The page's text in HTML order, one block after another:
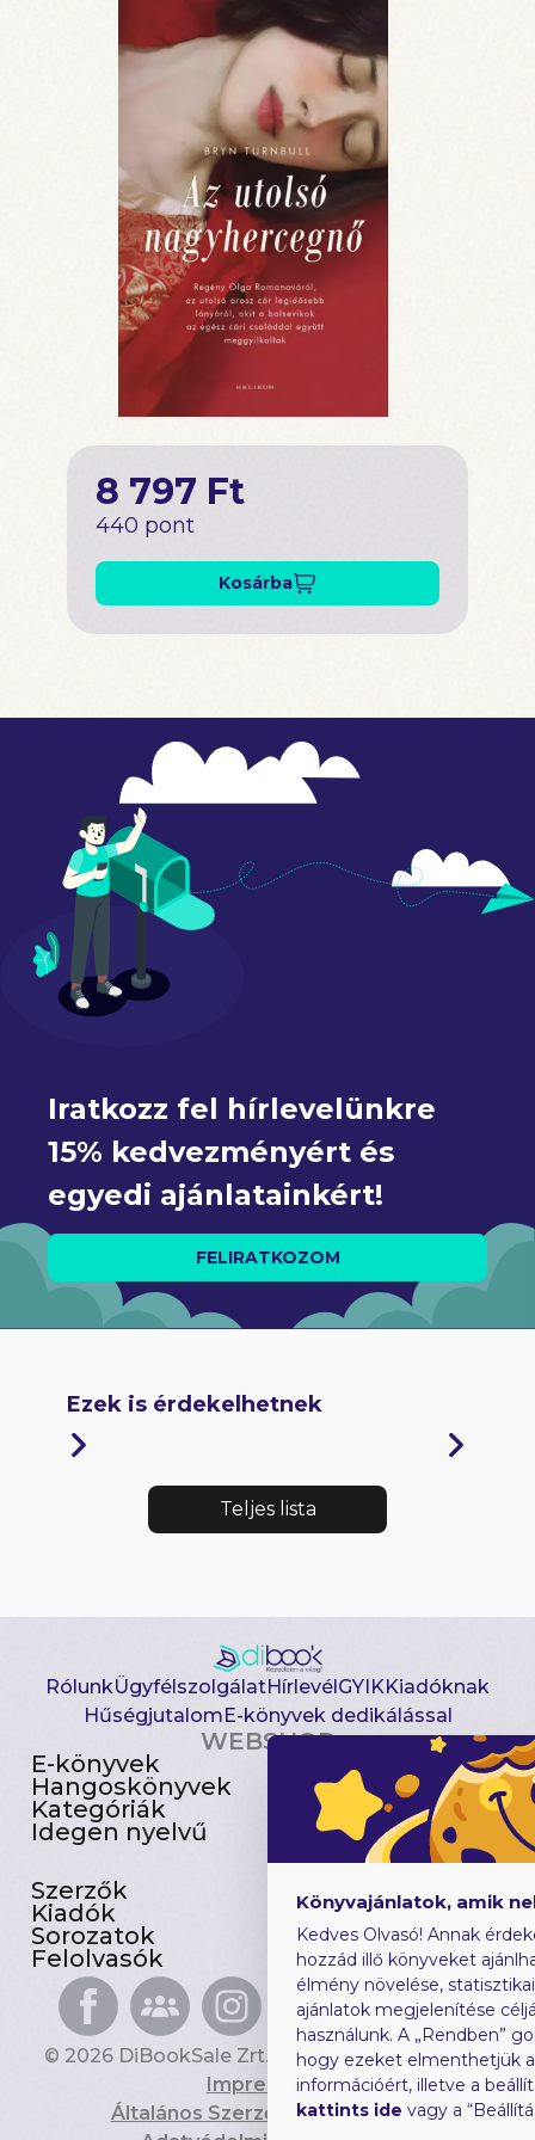
8 797 Ft
440 pont
Kosárba
Iratkozz fel hírlevelünkre
15% kedvezményért és
egyedi ajánlatainkért!
FELIRATKOZOM
Ezek is érdekelhetnek
Teljes lista
RólunkÜgyfélszolgálatHírlevél GYIKKiadóknak
Hűségjutalom E-könyvek dedikálással
WEBSHOP
E-könyvek
Hangoskönyvek
Kategóriák
Idegen nyelvű
Csomagajánlatok
Akciósak
Előjegyezhetők
Újdonságok
Szerzők
Kiadók
Sorozatok
Felolvasók
Gyerekkönyvek
Heti toplista
Ajándékutalvány
Blog
© 2026 DiBookSale Zrt. Minden jog fenntartva.
Impresszum
Általános Szerződési Feltételek
Könyvajánlatok, amik
Kedves Olvasó! Annak
hozzád illő könyveket
élmény növelése,
ajánlatok megjelenítése
használunk. A „Rendben”
hogy ezeket elmenthetjük
információért, illetve a
kattints ide vagy a